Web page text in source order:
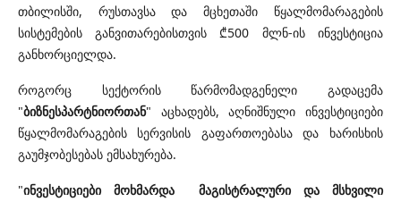
თბილისში, რუსთავსა და მცხეთაში წყალმომარაგების
სისტემების განვითარებისთვის ₾500 მლნ-ის ინვესტიცია
განხორციელდა.
როგორც სექტორის წარმომადგენელი გადაცემა
"ბიზნესპარტნიორთან" აცხადებს, აღნიშნული ინვესტიციები
წყალმომარაგების სერვისის გაფართოებასა და ხარისხის
გაუმჯობესებას ემსახურება.
"ინვესტიციები მოხმარდა მაგისტრალური და მსხვილი